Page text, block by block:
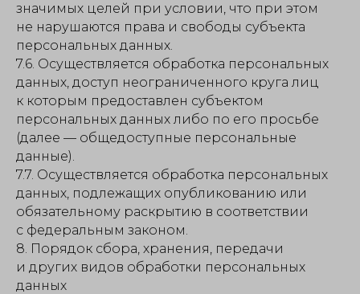
значимых целей при условии, что при этом
не нарушаются права и свободы субъекта
персональных данных.
7.6. Осуществляется обработка персональных
данных, доступ неограниченного круга лиц
к которым предоставлен субъектом
персональных данных либо по его просьбе
(далее — общедоступные персональные
данные).
7.7. Осуществляется обработка персональных
данных, подлежащих опубликованию или
обязательному раскрытию в соответствии
с федеральным законом.
8. Порядок сбора, хранения, передачи
и других видов обработки персональных
данных